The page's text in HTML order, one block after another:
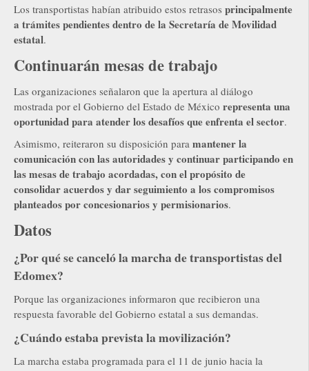
Los transportistas habían atribuido estos retrasos principalmente
a trámites pendientes dentro de la Secretaría de Movilidad
estatal.
Continuarán mesas de trabajo
Las organizaciones señalaron que la apertura al diálogo
mostrada por el Gobierno del Estado de México representa una
oportunidad para atender los desafíos que enfrenta el sector.
Asimismo, reiteraron su disposición para mantener la
comunicación con las autoridades y continuar participando en
las mesas de trabajo acordadas, con el propósito de
consolidar acuerdos y dar seguimiento a los compromisos
planteados por concesionarios y permisionarios.
Datos
¿Por qué se canceló la marcha de transportistas del
Edomex?
Porque las organizaciones informaron que recibieron una
respuesta favorable del Gobierno estatal a sus demandas.
¿Cuándo estaba prevista la movilización?
La marcha estaba programada para el 11 de junio hacia la